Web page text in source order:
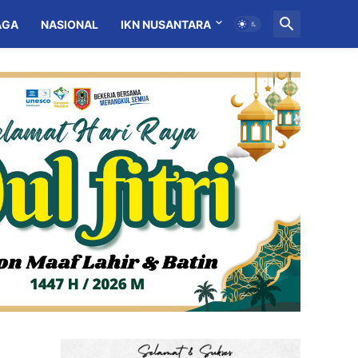
NASIONAL IKN NUSANTARA MITRA